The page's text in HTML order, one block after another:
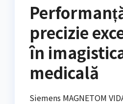
precizie
în
medicală
Siemens MAGNETOM